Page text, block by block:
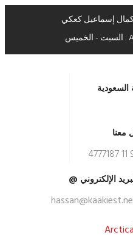
إسماعيل كعكي
السعودية
معنا
الإلكتروني @